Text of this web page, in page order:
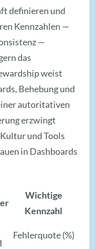
definieren und
Kennzahlen —
—
das
weist
Behebung und
autoritativen
erzwingt
und Tools
in Dashboards
Wichtige
Kennzahl
Fehlerquote (%)